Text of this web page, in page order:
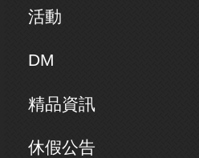
活動
DM
精品資訊
休假公告